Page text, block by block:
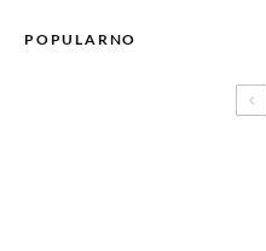
POPULARNO